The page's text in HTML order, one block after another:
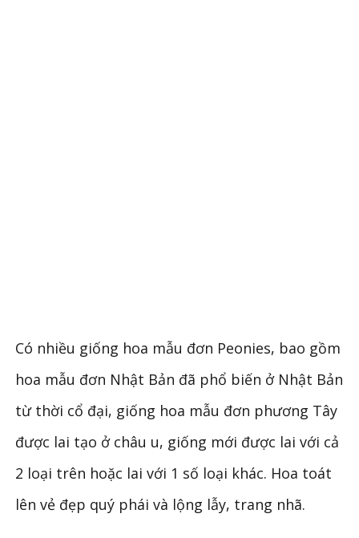
Có nhiều giống hoa mẫu đơn Peonies, bao gồm
hoa mẫu đơn Nhật Bản đã phổ biến ở Nhật Bản
từ thời cổ đại, giống hoa mẫu đơn phương Tây
được lai tạo ở châu u, giống mới được lai với cả
2 loại trên hoặc lai với 1 số loại khác. Hoa toát
lên vẻ đẹp quý phái và lộng lẫy, trang nhã.